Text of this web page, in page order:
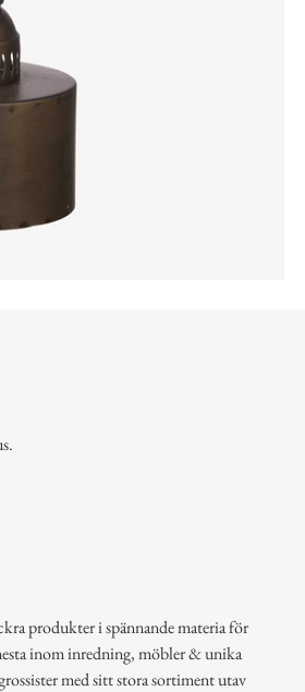
produkter i spännande materia för
inom inredning, möbler & unika
med sitt stora sortiment utav